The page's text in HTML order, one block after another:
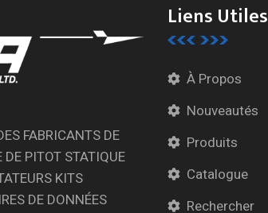
FABRICANTS DE
DE PITOT STATIQUE
KITS
DE DONNÉES
Liens Utiles
À Propos
Nouveautés
Produits
Catalogue
Rechercher